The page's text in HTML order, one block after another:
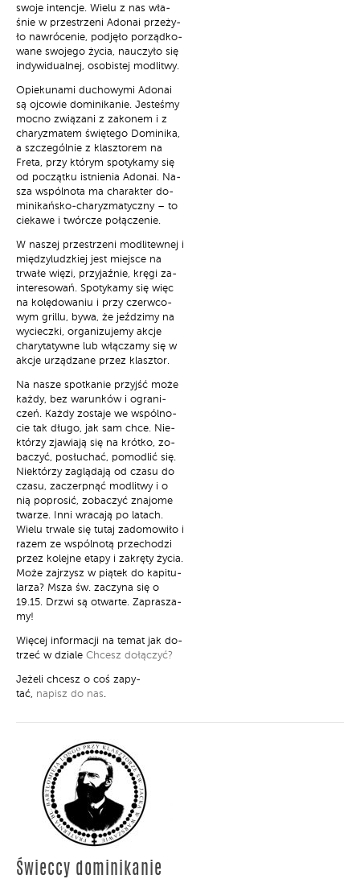
swo­je in­ten­cje. Wie­lu z nas wła­
śnie w prze­strze­ni Ado­nai prze­ży­
ło na­wró­ce­nie, pod­ję­ło po­rząd­ko­
wa­ne swo­je­go ży­cia, na­uczy­ło się
in­dy­wi­du­al­nej, oso­bi­stej mo­dli­twy.
Opie­ku­na­mi du­cho­wy­mi Ado­nai
są oj­co­wie do­mi­ni­ka­nie. Je­ste­śmy
moc­no zwią­za­ni z za­ko­nem i z
cha­ry­zma­tem świę­te­go Do­mi­ni­ka,
a szcze­gól­nie z klasz­to­rem na
Fre­ta, przy któ­rym spo­ty­ka­my się
od po­cząt­ku ist­nie­nia Ado­nai. Na­
sza wspól­no­ta ma cha­rak­ter do­
mi­ni­kań­sko-cha­ry­zma­tycz­ny – to
cie­ka­we i twór­cze po­łą­cze­nie.
W na­szej prze­strze­ni mo­dli­tew­nej i
mię­dzy­ludz­kiej jest miej­sce na
trwa­łe wię­zi, przy­jaź­nie, krę­gi za­
in­te­re­so­wań. Spo­ty­ka­my się więc
na ko­lę­do­wa­niu i przy czerw­co­
wym gril­lu, by­wa, że jeź­dzi­my na
wy­ciecz­ki, or­ga­ni­zu­je­my ak­cje
cha­ry­ta­tyw­ne lub włą­cza­my się w
ak­cje urzą­dza­ne przez klasz­tor.
Na na­sze spo­tka­nie przyjść mo­że
każ­dy, bez wa­run­ków i ogra­ni­
czeń. Każ­dy zo­sta­je we wspól­no­
cie tak dłu­go, jak sam chce. Nie­
któ­rzy zja­wia­ją się na krót­ko, zo­
ba­czyć, po­słu­chać, po­mo­dlić się.
Nie­któ­rzy za­glą­da­ją od cza­su do
cza­su, za­czerp­nąć mo­dli­twy i o
nią po­pro­sić, zo­ba­czyć zna­jo­me
twa­rze. In­ni wra­ca­ją po la­tach.
Wie­lu trwa­le się tu­taj za­do­mo­wi­ło i
ra­zem ze wspól­no­tą prze­cho­dzi
przez ko­lej­ne eta­py i za­krę­ty ży­cia.
Mo­że zaj­rzysz w pią­tek do ka­pi­tu­
la­rza? Msza św. za­czy­na się o
19.15. Drzwi są otwar­te. Za­pra­sza­
my!
Wię­cej in­for­ma­cji na te­mat jak do­
trzeć w dzia­le Chcesz do­łą­czyć?
Je­że­li chcesz o coś za­py­
tać, napisz do nas.
Świeccy dominikanie